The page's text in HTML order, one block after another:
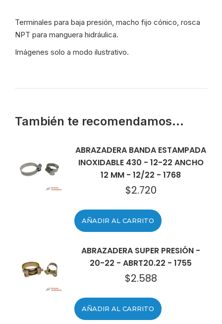
Terminales para baja presión, macho fijo cónico, rosca
NPT para manguera hidráulica.
Imágenes solo a modo ilustrativo.
También te recomendamos…
ABRAZADERA BANDA ESTAMPADA
INOXIDABLE 430 - 12-22 ANCHO
12 MM - 12/22 - 1768
$2.720
AÑADIR AL CARRITO
ABRAZADERA SUPER PRESIÓN -
20-22 - ABRT20.22 - 1755
$2.588
AÑADIR AL CARRITO